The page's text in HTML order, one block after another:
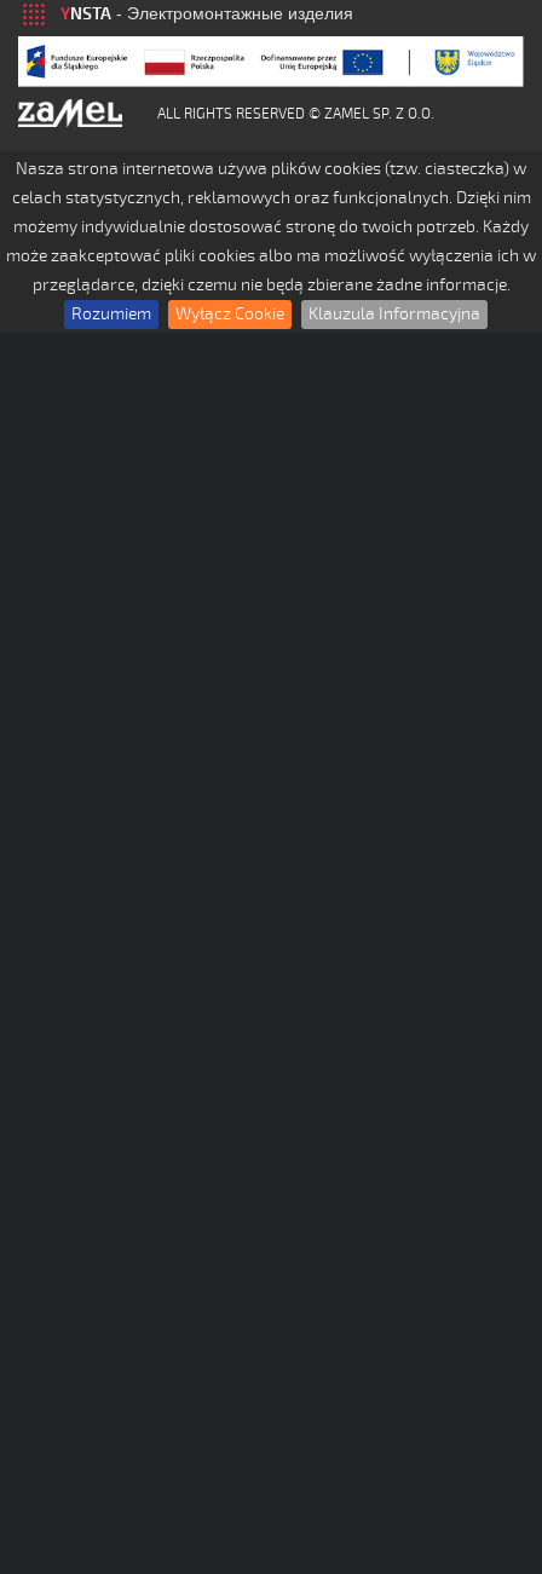
YNSTA - Электромонтажные изделия
ALL RIGHTS RESERVED © ZAMEL SP. Z O.O.
Nasza strona internetowa używa plików cookies (tzw. ciasteczka) w
celach statystycznych, reklamowych oraz funkcjonalnych. Dzięki nim
możemy indywidualnie dostosować stronę do twoich potrzeb. Każdy
może zaakceptować pliki cookies albo ma możliwość wyłączenia ich w
przeglądarce, dzięki czemu nie będą zbierane żadne informacje.
Rozumiem
Wyłącz Cookie Klauzula Informacyjna